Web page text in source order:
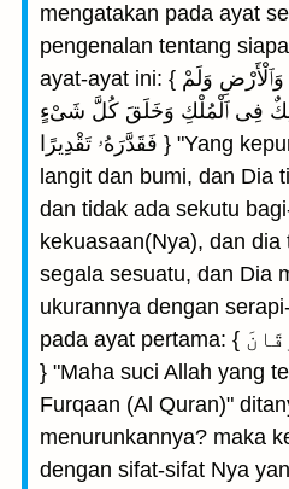
mengatakan pada ayat
pengenalan tentang
ayat-ayat ini: { ٱلَّذِى لَهُۥ مُلْكُ ٱلسَّمَٰوَٰتِ وَٱلْأَرْضِ وَلَمْ
فِى ٱلْمُلْكِ وَخَلَقَ كُلَّ شَىْءٍ
فَقَدَّرَهُۥ تَقْدِيرًا } "Yang kepunyaan-Nya-lah kerajaan
langit dan bumi, dan Dia
dan tidak ada sekutu
kekuasaan(Nya), dan
segala sesuatu, dan Dia
ukurannya dengan
pada ayat pertama: { تَبَارَكَ ٱلَّذِى نَزَّلَ ٱلْفُرْقَانَ
} "Maha suci Allah yang
Furqaan (Al Quran)"
menurunkannya? maka
dengan sifat-sifat Nya